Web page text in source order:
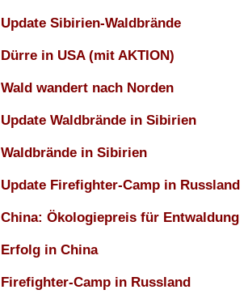
Update Sibirien-Waldbrände
Dürre in USA (mit AKTION)
Wald wandert nach Norden
Update Waldbrände in Sibirien
Waldbrände in Sibirien
Update Firefighter-Camp in Russland
China: Ökologiepreis für Entwaldung
Erfolg in China
Firefighter-Camp in Russland